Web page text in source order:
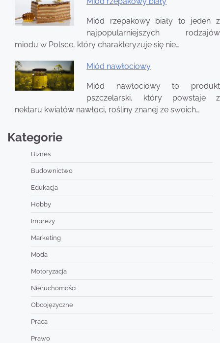
Miód rzepakowy biały to jeden z
najpopularniejszych rodzajów
miodu w Polsce, który charakteryzuje się nie…
Miód nawłociowy
Miód nawłociowy to produkt
pszczelarski, który powstaje z
nektaru kwiatów nawłoci, rośliny znanej ze swoich…
Kategorie
Biznes
Budownictwo
Edukacja
Hobby
Imprezy
Marketing
Moda
Motoryzacja
Nieruchomości
Obcojęzyczne
Praca
Prawo